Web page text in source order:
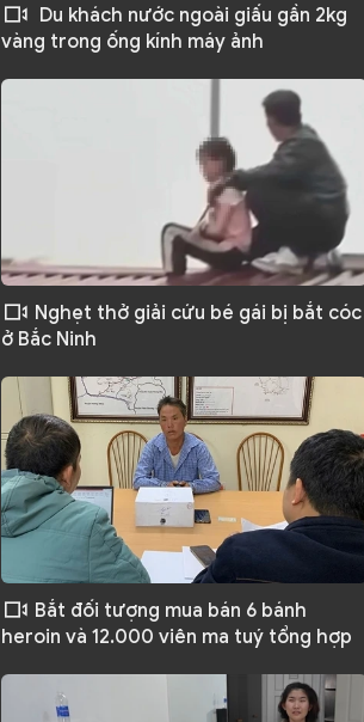
Du khách nước ngoài giấu gần 2kg
vàng trong ống kính máy ảnh
Nghẹt thở giải cứu bé gái bị bắt cóc
ở Bắc Ninh
Bắt đối tượng mua bán 6 bánh
heroin và 12.000 viên ma tuý tổng hợp